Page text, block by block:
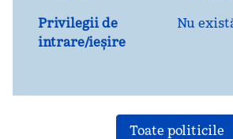
Privilegii de
intrare/ieșire
Nu
Toate politicile